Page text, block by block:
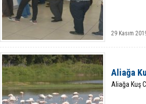
29 Kasım
Aliağa
Aliağa Kuş